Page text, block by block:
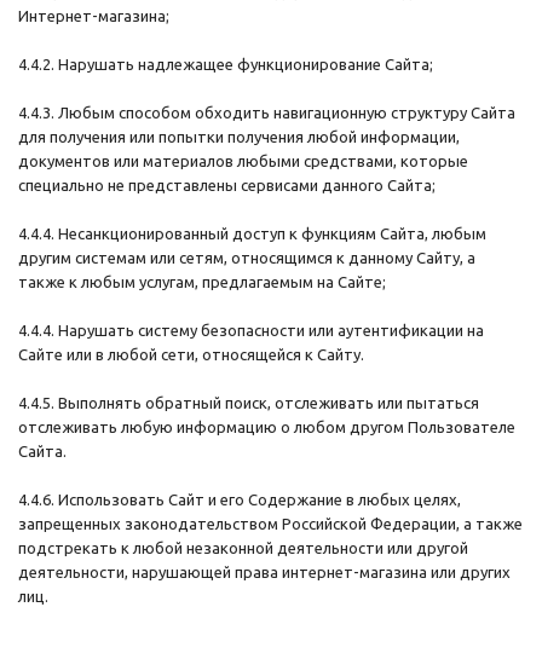
Интернет-магазина;
4.4.2. Нарушать надлежащее функционирование Сайта;
4.4.3. Любым способом обходить навигационную структуру Сайта
для получения или попытки получения любой информации,
документов или материалов любыми средствами, которые
специально не представлены сервисами данного Сайта;
4.4.4. Несанкционированный доступ к функциям Сайта, любым
другим системам или сетям, относящимся к данному Сайту, а
также к любым услугам, предлагаемым на Сайте;
4.4.4. Нарушать систему безопасности или аутентификации на
Сайте или в любой сети, относящейся к Сайту.
4.4.5. Выполнять обратный поиск, отслеживать или пытаться
отслеживать любую информацию о любом другом Пользователе
Сайта.
4.4.6. Использовать Сайт и его Содержание в любых целях,
запрещенных законодательством Российской Федерации, а также
подстрекать к любой незаконной деятельности или другой
деятельности, нарушающей права интернет-магазина или других
лиц.